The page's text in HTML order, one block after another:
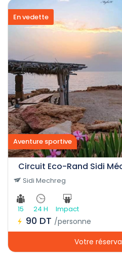
En vedette
Aventure sportive
Circuit Eco-Rand Sidi
Sidi Mechreg
15 24 H Impact
90 DT /personne
Votre